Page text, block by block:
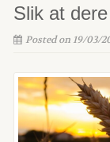
Slik at
Posted on 19/03/